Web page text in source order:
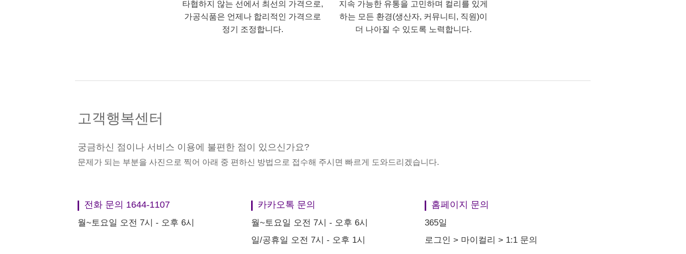
타협하지 않는 선에서 최선의 가격으로,
가공식품은 언제나 합리적인 가격으로
정기 조정합니다.
지속 가능한 유통을 고민하며 컬리를 있게
하는 모든 환경(생산자, 커뮤니티, 직원)이
더 나아질 수 있도록 노력합니다.
고객행복센터
궁금하신 점이나 서비스 이용에 불편한 점이 있으신가요?
문제가 되는 부분을 사진으로 찍어 아래 중 편하신 방법으로 접수해 주시면 빠르게 도와드리겠습니다.
전화 문의 1644-1107
월~토요일 오전 7시 - 오후 6시
카카오톡 문의
월~토요일 오전 7시 - 오후 6시
일/공휴일 오전 7시 - 오후 1시
홈페이지 문의
365일
로그인 > 마이컬리 > 1:1 문의